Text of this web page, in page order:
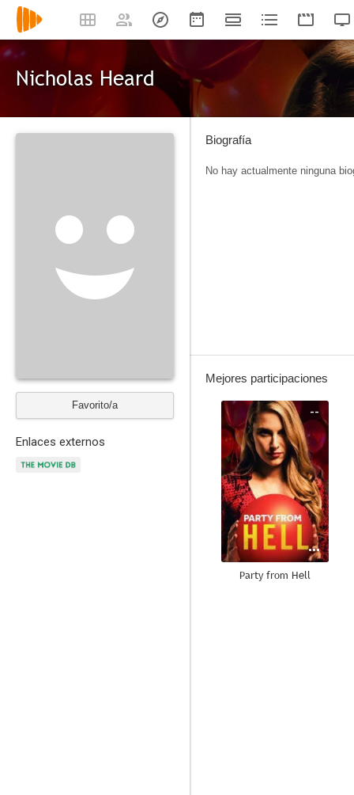
Nicholas Heard
Favorito/a
Enlaces externos
Biografía
No hay actualmente ninguna
Mejores participaciones
--
Party from Hell